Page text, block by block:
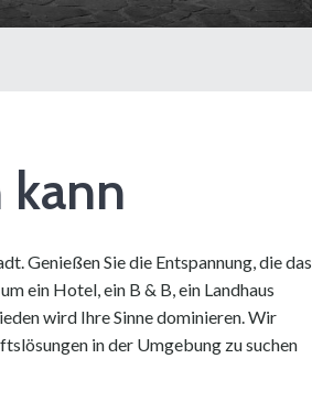
kann
Genießen Sie die Entspannung, die das
ein Hotel, ein B & B, ein Landhaus
wird Ihre Sinne dominieren. Wir
in der Umgebung zu suchen